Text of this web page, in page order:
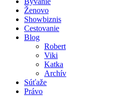
Ženovo
Showbiznis
Cestovanie
Blog
Robert
Viki
Katka
Archív
Súťaže
Právo